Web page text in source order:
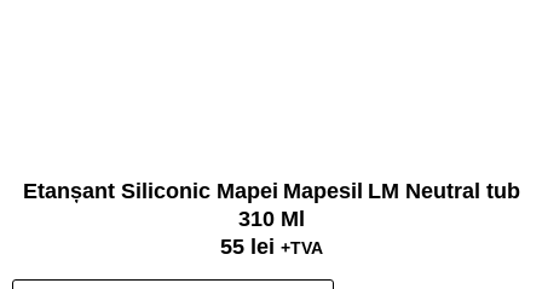
Etanșant Siliconic Mapei Mapesil LM Neutral tub
310 Ml
55 lei +TVA